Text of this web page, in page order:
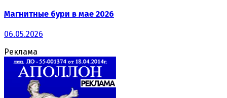
Магнитные бури в мае 2026
06.05.2026
Реклама